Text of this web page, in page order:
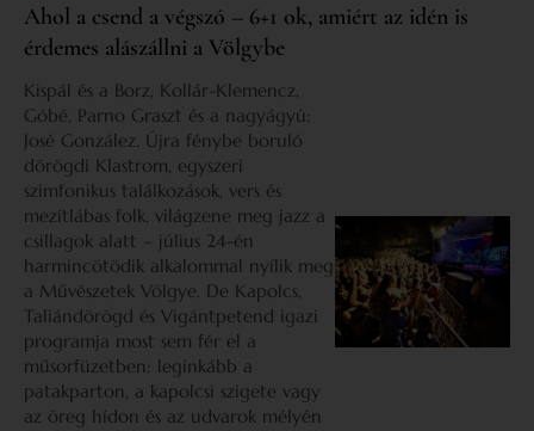
Ahol a csend a végszó – 6+1 ok, amiért az idén is
érdemes alászállni a Völgybe
Kispál és a Borz, Kollár-Klemencz,
Góbé, Parno Graszt és a nagyágyú:
José González. Újra fénybe boruló
dörögdi Klastrom, egyszeri
szimfonikus találkozások, vers és
mezítlábas folk, világzene meg jazz a
csillagok alatt – július 24-én
harmincötödik alkalommal nyílik meg
a Művészetek Völgye. De Kapolcs,
Taliándörögd és Vigántpetend igazi
programja most sem fér el a
műsorfüzetben: leginkább a
patakparton, a kapolcsi szigete vagy
az öreg hídon és az udvarok mélyén